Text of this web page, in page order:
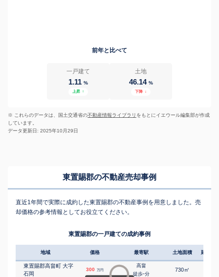
前年と比べて
一戸建て
1.11 %
上昇 ↑
土地
46.14 %
下降 ↓
※ これらのデータは、国土交通省の不動産情報ライブラリ をもとにイエウール編集部が作成
しています。
データ更新日: 2025年10月29日
東置賜郡の不動産売却事例
直近1年間で実際に成約した東置賜郡の不動産事例を用意しました。売
却価格の参考情報としてお役立てください。
東置賜郡の一戸建ての成約事例
地域 価格 最寄駅 土地面積 延床面
東置賜郡高畠町 大字
石岡
300 万円
高畠
徒歩-分
730㎡